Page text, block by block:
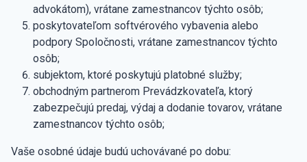
advokátom), vrátane zamestnancov týchto osôb;
poskytovateľom softvérového vybavenia alebo
podpory Spoločnosti, vrátane zamestnancov týchto
osôb;
subjektom, ktoré poskytujú platobné služby;
obchodným partnerom Prevádzkovateľa, ktorý
zabezpečujú predaj, výdaj a dodanie tovarov, vrátane
zamestnancov týchto osôb;
Vaše osobné údaje budú uchovávané po dobu: